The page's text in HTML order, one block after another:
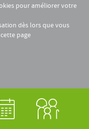
pour améliorer votre
dès lors que vous
page